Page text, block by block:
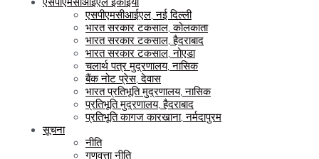
एसपीएमसीआईएल, नई दिल्ली
भारत सरकार टकसाल, कोलकाता
भारत सरकार टकसाल, हैदराबाद
भारत सरकार टकसाल, नोएडा
चलार्थ पत्र मुद्रणालय, नासिक
बैंक नोट प्रेस, देवास
भारत प्रतिभूति मुद्रणालय, नासिक
प्रतिभूति मुद्रणालय, हैदराबाद
प्रतिभूति कागज कारखाना, नर्मदापुरम
सूचना
नीति
गुणवत्ता नीति